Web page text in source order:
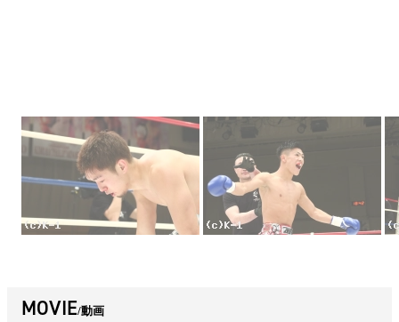
MOVIE 動画